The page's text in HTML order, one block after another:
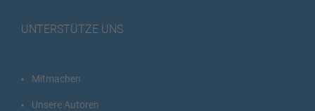
UNTERSTÜTZE UNS
Mitmachen
Unsere Autoren